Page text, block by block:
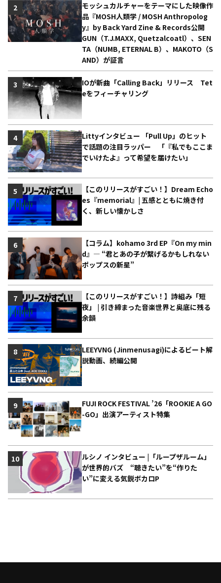
モッシュカルチャーをテーマにした映像作
品『MOSH人類学 / MOSH Anthropolog
y』by Back Yard Zine & Records公開
GUN（T.J.MAXX, Quetzalcoatl）、SEN
TA（NUMB, ETERNAL B）、MAKOTO（S
AND）が証言
2
IOが新曲「Calling Back」リリース Tet
eをフィーチャリング
3
Littyインタビュー 「Pull Up」のヒット
で話題の注目ラッパー 「『私でもここま
でいけたよ』って希望を届けたい」
4
【このリリースがすごい！】Dream Echo
es『memorial』| 五感とともに焼き付
く、新しい懐かしさ
5
【コラム】kohamo 3rd EP『On my min
d』― “君とあの子が繋げるかもしれない
ポップスの新星”
6
【このリリースがすごい！】詩組み「短
夜」 | 引き締まった音楽世界と奥底に残る
余韻
7
LEEYVNG (Jinmenusagi)によるビート解
説動画、続編公開
8
FUJI ROCK FESTIVAL ’26「ROOKIE A GO
-GO」出演アーティスト特集
9
ルシノ インタビュー |「ループザルーム」
が世界的バズ “聴きたい”を“作りた
い”に変える気鋭ボカロP
10